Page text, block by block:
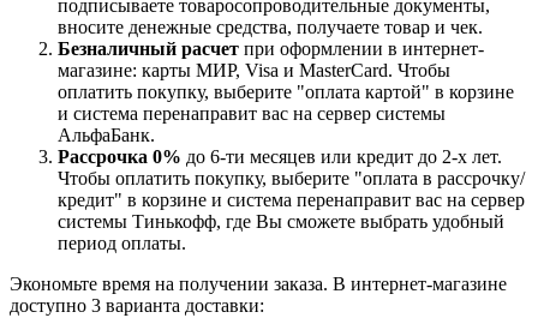
подписываете товаросопроводительные документы,
вносите денежные средства, получаете товар и чек.
Безналичный расчет при оформлении в интернет-
магазине: карты МИР, Visa и MasterCard. Чтобы
оплатить покупку, выберите "оплата картой" в корзине
и система перенаправит вас на сервер системы
АльфаБанк.
Рассрочка 0% до 6-ти месяцев или кредит до 2-х лет.
Чтобы оплатить покупку, выберите "оплата в рассрочку/
кредит" в корзине и система перенаправит вас на сервер
системы Тинькофф, где Вы сможете выбрать удобный
период оплаты.
Экономьте время на получении заказа. В интернет-магазине
доступно 3 варианта доставки: